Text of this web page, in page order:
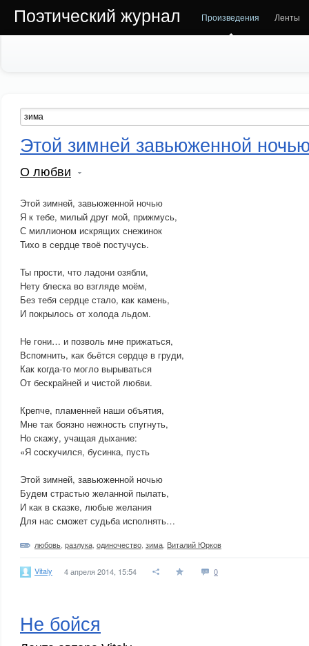
Поэтический журнал Произведения Ленты
Этой зимней завьюженной
О любви
Этой зимней, завьюженной ночью
Я к тебе, милый друг мой, прижмусь,
С миллионом искрящих снежинок
Тихо в сердце твоё постучусь.
Ты прости, что ладони озябли,
Нету блеска во взгляде моём,
Без тебя сердце стало, как камень,
И покрылось от холода льдом.
Не гони… и позволь мне прижаться,
Вспомнить, как бьётся сердце в груди,
Как когда-то могло вырываться
От бескрайней и чистой любви.
Крепче, пламенней наши объятия,
Мне так боязно нежность спугнуть,
Но скажу, учащая дыхание:
«Я соскучился, бусинка, пусть
Этой зимней, завьюженной ночью
Будем страстью желанной пылать,
И как в сказке, любые желания
Для нас сможет судьба исполнять…
любовь разлука одиночество зима Виталий Юрков
Vitaly 4 апреля 2014, 15:54 0
Не бойся